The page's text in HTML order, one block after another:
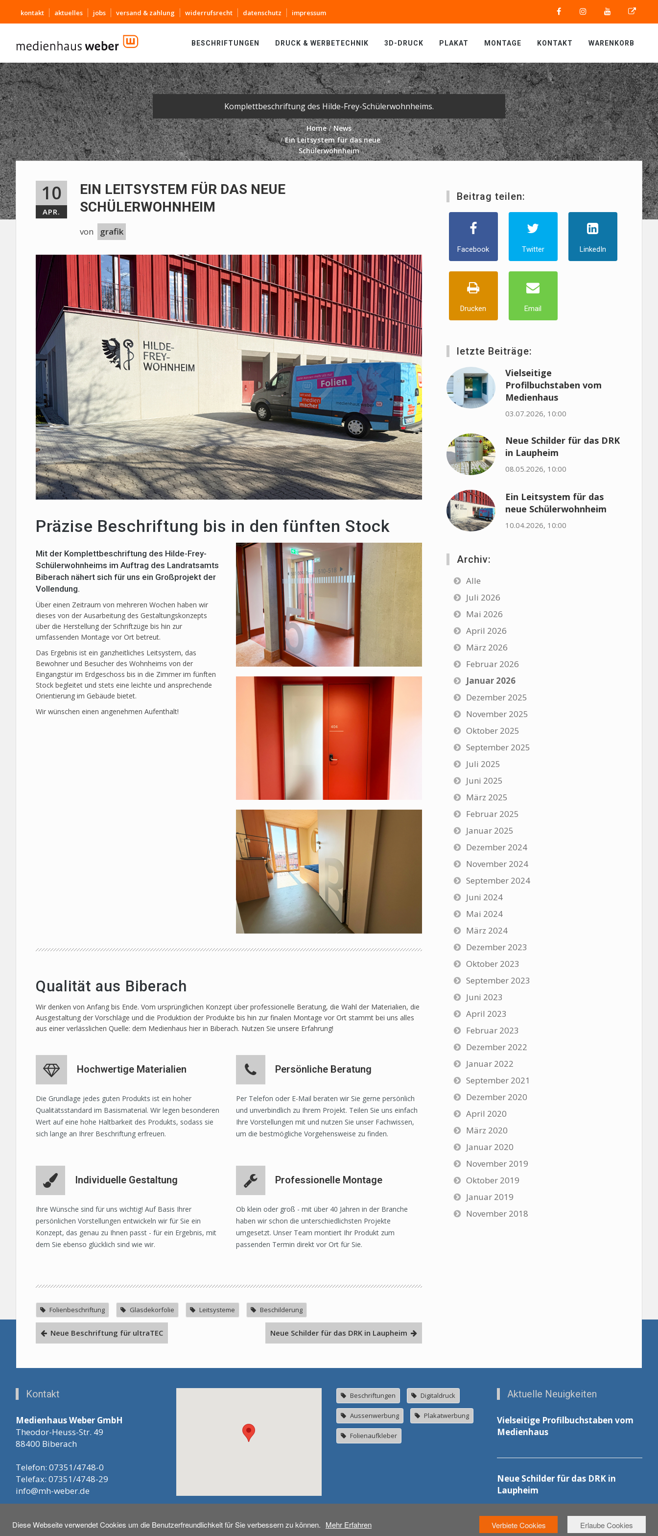
Diese Webseite verwendet Cookies um die Benutzerfreundlichkeit für Sie verbessern zu können. Mehr Erfahren Verbiete Cookies Erlaube Cookies
kontakt aktuelles jobs versand & zahlung widerrufsrecht datenschutz impressum
BESCHRIFTUNGEN DRUCK & WERBETECHNIK 3D-DRUCK PLAKAT MONTAGE KONTAKT WARENKORB
Komplettbeschriftung des Hilde-Frey-Schülerwohnheims.
Home
News
Ein Leitsystem für das neue
Schülerwohnheim
10
APR.
EIN LEITSYSTEM FÜR DAS NEUE
SCHÜLERWOHNHEIM
von grafik
Präzise Beschriftung bis in den fünften Stock
Mit der Komplettbeschriftung des Hilde-Frey-
Schülerwohnheims im Auftrag des Landratsamts
Biberach nähert sich für uns ein Großprojekt der
Vollendung.
Über einen Zeitraum von mehreren Wochen haben wir
dieses von der Ausarbeitung des Gestaltungskonzepts
über die Herstellung der Schriftzüge bis hin zur
umfassenden Montage vor Ort betreut.
Das Ergebnis ist ein ganzheitliches Leitsystem, das
Bewohner und Besucher des Wohnheims von der
Eingangstür im Erdgeschoss bis in die Zimmer im fünften
Stock begleitet und stets eine leichte und ansprechende
Orientierung im Gebäude bietet.
Wir wünschen einen angenehmen Aufenthalt!
Qualität aus Biberach
Wir denken von Anfang bis Ende. Vom ursprünglichen Konzept über professionelle Beratung, die Wahl der Materialien, die
Ausgestaltung der Vorschläge und die Produktion der Produkte bis hin zur finalen Montage vor Ort stammt bei uns alles
aus einer verlässlichen Quelle: dem Medienhaus hier in Biberach. Nutzen Sie unsere Erfahrung!
Hochwertige Materialien
Die Grundlage jedes guten Produkts ist ein hoher
Qualitätsstandard im Basismaterial. Wir legen besonderen
Wert auf eine hohe Haltbarkeit des Produkts, sodass sie
sich lange an Ihrer Beschriftung erfreuen.
Persönliche Beratung
Per Telefon oder E-Mail beraten wir Sie gerne persönlich
und unverbindlich zu Ihrem Projekt. Teilen Sie uns einfach
Ihre Vorstellungen mit und nutzen Sie unser Fachwissen,
um die bestmögliche Vorgehensweise zu finden.
Individuelle Gestaltung
Ihre Wünsche sind für uns wichtig! Auf Basis Ihrer
persönlichen Vorstellungen entwickeln wir für Sie ein
Konzept, das genau zu Ihnen passt - für ein Ergebnis, mit
dem Sie ebenso glücklich sind wie wir.
Professionelle Montage
Ob klein oder groß - mit über 40 Jahren in der Branche
haben wir schon die unterschiedlichsten Projekte
umgesetzt. Unser Team montiert Ihr Produkt zum
passenden Termin direkt vor Ort für Sie.
Folienbeschriftung Glasdekorfolie Leitsysteme Beschilderung
Neue Beschriftung für ultraTEC Neue Schilder für das DRK in Laupheim
Beitrag teilen:
Facebook Twitter LinkedIn
Drucken Email
letzte Beiträge:
Vielseitige
Profilbuchstaben vom
Medienhaus
03.07.2026, 10:00
Neue Schilder für das DRK
in Laupheim
08.05.2026, 10:00
Ein Leitsystem für das
neue Schülerwohnheim
10.04.2026, 10:00
Archiv:
Alle
Juli 2026
Mai 2026
April 2026
März 2026
Februar 2026
Januar 2026
Dezember 2025
November 2025
Oktober 2025
September 2025
Juli 2025
Juni 2025
März 2025
Februar 2025
Januar 2025
Dezember 2024
November 2024
September 2024
Juni 2024
Mai 2024
März 2024
Dezember 2023
Oktober 2023
September 2023
Juni 2023
April 2023
Februar 2023
Dezember 2022
Januar 2022
September 2021
Dezember 2020
April 2020
März 2020
Januar 2020
November 2019
Oktober 2019
Januar 2019
November 2018
Kontakt
Medienhaus Weber GmbH
Theodor-Heuss-Str. 49
88400 Biberach
Telefon: 07351/4748-0
Telefax: 07351/4748-29
info@mh-weber.de
Beschriftungen Digitaldruck
Aussenwerbung Plakatwerbung
Folienaufkleber
Aktuelle Neuigkeiten
Vielseitige Profilbuchstaben vom
Medienhaus
Neue Schilder für das DRK in
Laupheim